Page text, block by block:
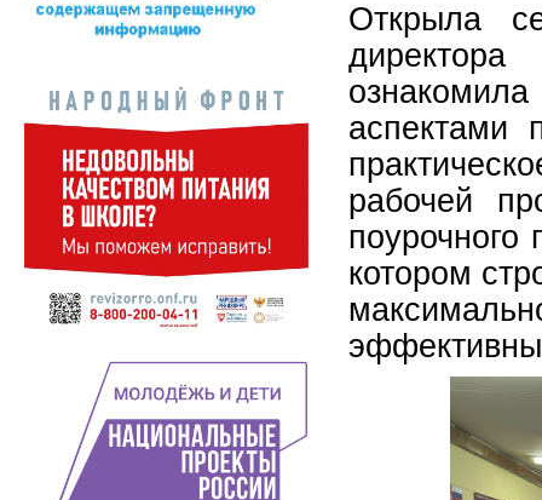
Открыла
аспектами
рабочей
котором